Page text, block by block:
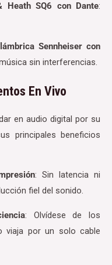
Heath SQ6 con Dante:
Sennheiser con
sin interferencias.
En Vivo
en audio digital por su
principales beneficios
: Sin latencia ni
fiel del sonido.
: Olvídese de los
viaja por un solo cable